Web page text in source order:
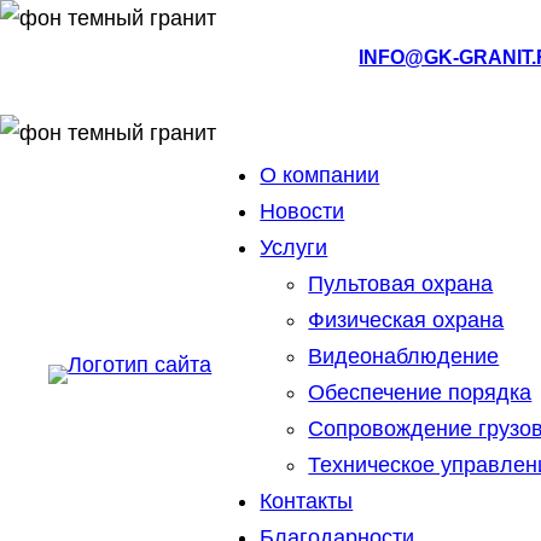
INFO@GK-
О компании
Новости
Услуги
Пультовая охрана
Физическая охрана
Видеонаблюдение
Обеспечение порядка
Сопровождение грузов
Техническое
Контакты